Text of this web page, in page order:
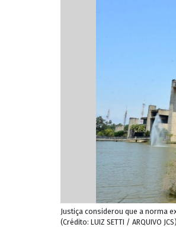
Justiça considerou que a norma
(Crédito: LUIZ SETTI / ARQUIVO JCS)